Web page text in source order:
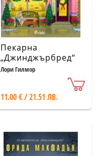
Пекарна
„Джинджърбред“
(с цветни
Лори Гилмор
11.00 € / 21.51 ЛВ.